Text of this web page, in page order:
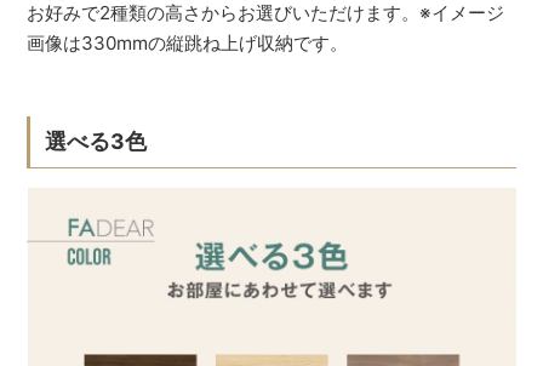
お好みで2種類の高さからお選びいただけます。※イメージ
画像は330mmの縦跳ね上げ収納です。
選べる3色